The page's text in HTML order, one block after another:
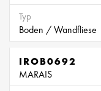
Typ
Boden / Wandfliese
IROB0692
MARAIS